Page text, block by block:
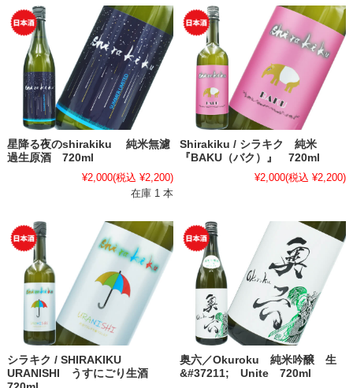
星降る夜のshirakiku 純米無濾
過生原酒 720ml
¥2,000(税込 ¥2,200)
在庫 1 本
Shirakiku / シラキク 純米
『BAKU（バク）』 720ml
¥2,000(税込 ¥2,200)
シラキク / SHIRAKIKU
URANISHI うすにごり生酒
奥六／Okuroku 純米吟醸 生
&#37211; Unite 720ml